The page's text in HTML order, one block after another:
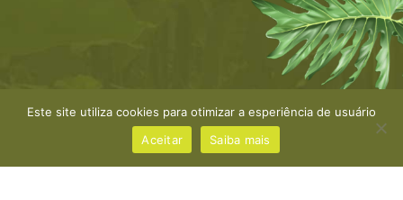
©Greenbond | site porNaçãoDesign |Política de
privacidade
Este site utiliza cookies para otimizar a esperiência de usuário
Aceitar
Saiba mais